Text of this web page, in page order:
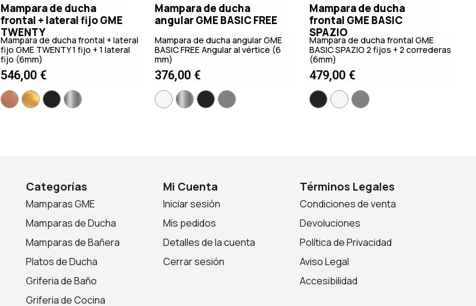
Mampara de ducha
frontal + lateral fijo GME
TWENTY
Mampara de ducha frontal + lateral
fijo GME TWENTY 1 fijo + 1 lateral
fijo (6mm)
546,00 €
Mampara de ducha
angular GME BASIC FREE
Mampara de ducha angular GME
BASIC FREE Angular al vértice (6
mm)
376,00 €
Mampara de ducha
frontal GME BASIC
SPAZIO
Mampara de ducha frontal GME
BASIC SPAZIO 2 fijos + 2 correderas
(6mm)
479,00 €
Categorías
Mamparas GME
Mamparas de Ducha
Mamparas de Bañera
Platos de Ducha
Griferia de Baño
Griferia de Cocina
Mi Cuenta
Iniciar sesión
Mis pedidos
Detalles de la cuenta
Cerrar sesión
Términos Legales
Condiciones de venta
Devoluciones
Política de Privacidad
Aviso Legal
Accesibilidad